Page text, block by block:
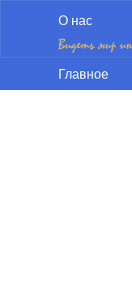
О нас
Главное